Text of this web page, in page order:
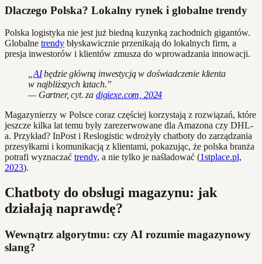
Dlaczego Polska? Lokalny rynek i globalne trendy
Polska logistyka nie jest już biedną kuzynką zachodnich gigantów.
Globalne trendy błyskawicznie przenikają do lokalnych firm, a
presja inwestorów i klientów zmusza do wprowadzania innowacji.
AIbędzie główną inwestycją w doświadczenie klienta
w najbliższych latach.”
— Gartner, cyt. za digiexe.com, 2024
Magazynierzy w Polsce coraz częściej korzystają z rozwiązań, które
jeszcze kilka lat temu były zarezerwowane dla Amazona czy DHL-
a. Przykład? InPost i Reslogistic wdrożyły chatboty do zarządzania
przesyłkami i komunikacją z klientami, pokazując, że polska branża
potrafi wyznaczać trendy, a nie tylko je naśladować (1stplace.pl,
2023).
Chatboty do obsługi magazynu: jak
działają naprawdę?
Wewnątrz algorytmu: czy AI rozumie magazynowy
slang?